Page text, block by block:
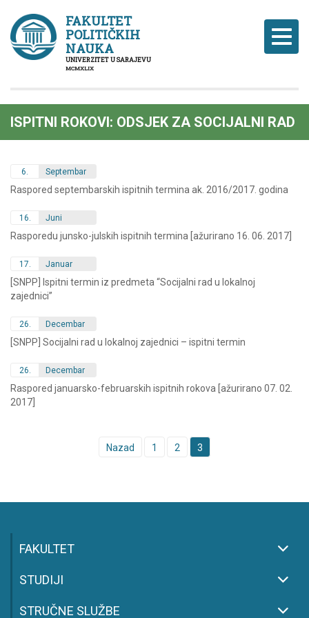
FAKULTET
POLITIČKIH
NAUKA
UNIVERZITET U SARAJEVU
MCMXLIX
ISPITNI ROKOVI: ODSJEK ZA SOCIJALNI RAD
6. Septembar
Raspored septembarskih ispitnih termina ak. 2016/2017. godina
16. Juni
Rasporedu junsko-julskih ispitnih termina [ažurirano 16. 06. 2017]
17. Januar
[SNPP] Ispitni termin iz predmeta “Socijalni rad u lokalnoj
zajednici”
26. Decembar
[SNPP] Socijalni rad u lokalnoj zajednici – ispitni termin
26. Decembar
Raspored januarsko-februarskih ispitnih rokova [ažurirano 07. 02.
2017]
Nazad 1 2 3
FAKULTET
STUDIJI
STRUČNE SLUŽBE